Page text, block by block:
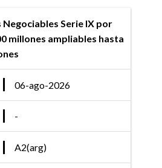
Serie IX por
millones ampliables hasta
06-ago-2026
-
A2(arg)